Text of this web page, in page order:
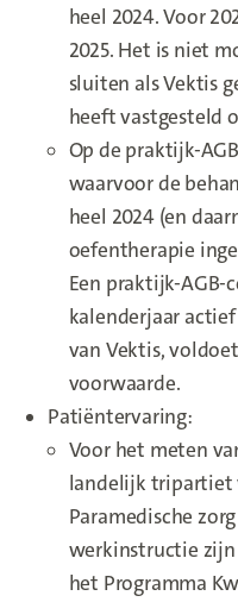
heel 2024. Voor
2025. Het is niet
sluiten als Vektis
heeft vastgesteld
Op de praktijk-
waarvoor de
heel 2024 (en
oefentherapie
Een praktijk-AGB-
kalenderjaar
van Vektis,
voorwaarde.
Patiëntervaring:
Voor het meten
landelijk tripartiet
Paramedische
werkinstructie
het Programma